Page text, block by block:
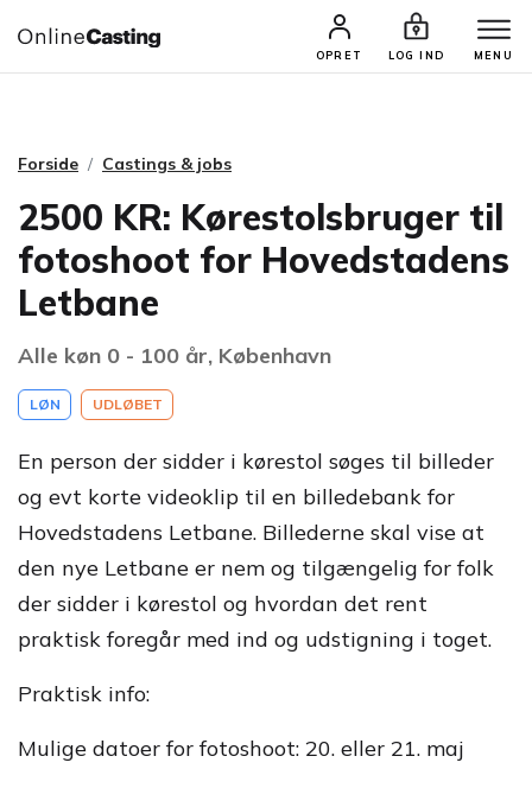
OPRET LOG IND MENU
CASTINGS & JOBS SØG PROFIL
Forside Castings & jobs
2500 KR: Kørestolsbruger til
fotoshoot for Hovedstadens
Letbane
Alle køn 0 - 100 år, København
LØN UDLØBET
En person der sidder i kørestol søges til billeder
og evt korte videoklip til en billedebank for
Hovedstadens Letbane. Billederne skal vise at
den nye Letbane er nem og tilgængelig for folk
der sidder i kørestol og hvordan det rent
praktisk foregår med ind og udstigning i toget.
Praktisk info:
Mulige datoer for fotoshoot: 20. eller 21. maj